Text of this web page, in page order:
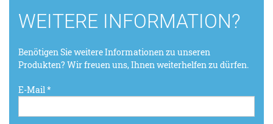
WEITERE INFORMATION?
Benötigen Sie weitere Informationen zu unseren
Produkten? Wir freuen uns, Ihnen weiterhelfen zu dürfen.
E-Mail *